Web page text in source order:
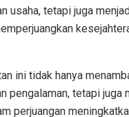
usaha, tetapi juga
ini tidak hanya
pengalaman, tetapi juga
perjuangan